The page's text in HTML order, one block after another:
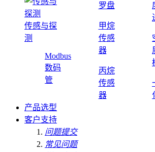
传感与探
测
Modbus
数码
管
罗盘
甲烷
传感
器
丙烷
传感
器
产品选型
客户支持
问题提交
常见问题